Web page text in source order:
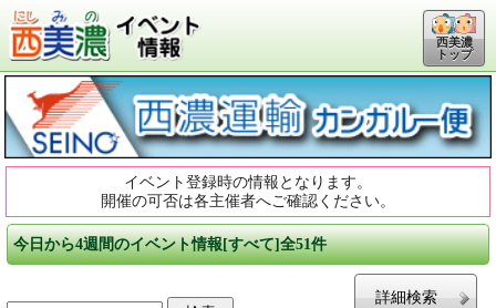
西美濃
トップ
イベント登録時の情報となります。
開催の可否は各主催者へご確認ください。
今日から4週間のイベント情報[すべて]全51件
詳細検索